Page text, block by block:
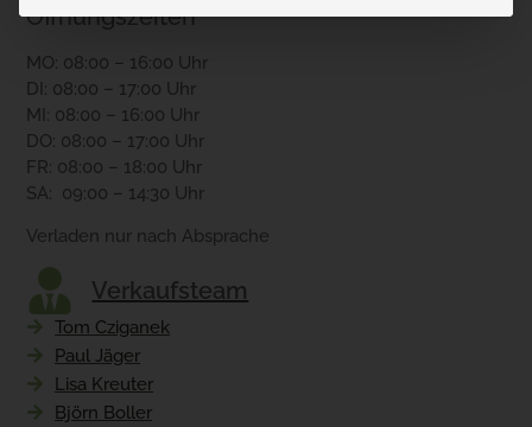
Öffnungszeiten
MO: 08:00 – 16:00 Uhr
DI: 08:00 – 17:00 Uhr
MI: 08:00 – 16:00 Uhr
DO: 08:00 – 17:00 Uhr
FR: 08:00 – 18:00 Uhr
SA: 09:00 – 14:30 Uhr
Verladen nur nach Absprache
Verkaufsteam
Tom Cziganek
Paul Jäger
Lisa Kreuter
Björn Boller